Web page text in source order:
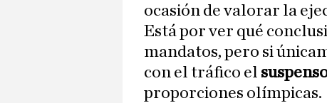
ocasión de valorar la
Está por ver qué
mandatos, pero si
con el tráfico el
proporciones olímpicas.